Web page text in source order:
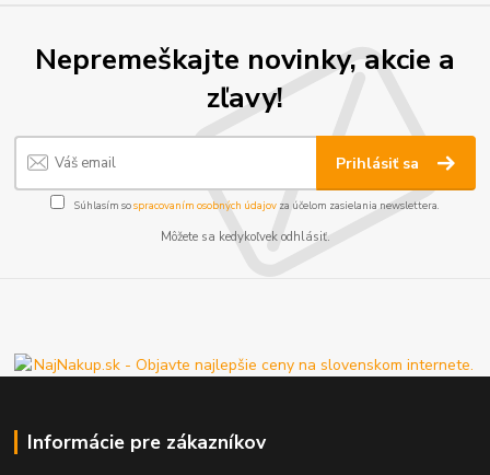
Nepremeškajte novinky, akcie a
zľavy!
Prihlásiť sa
Súhlasím sospracovaním osobných údajov za účelom zasielania newslettera.
Môžete sa kedykoľvek odhlásiť.
Informácie pre zákazníkov